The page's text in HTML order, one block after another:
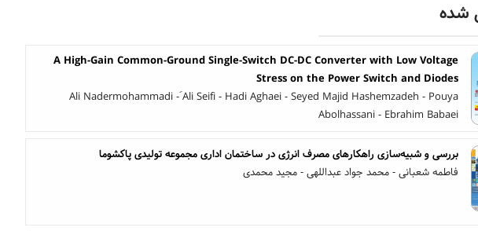
شده
A High-Gain Common-Ground Single-Switch DC-DC Converter with Low Voltage
Stress on the Power Switch and Diodes
Ali Nadermohammadi - َAli Seifi - Hadi Aghaei - Seyed Majid Hashemzadeh - Pouya
Abolhassani - Ebrahim Babaei
بررسی و شبیه‌سازی راهکارهای مصرف انرژی در ساختمان اداری مجموعه تولیدی پاکشوما
فاطمه شعبانی - محمد جواد عبداللهی - مجید محمدی